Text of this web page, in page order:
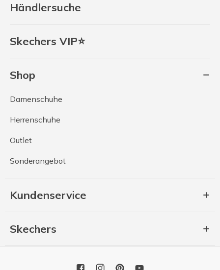
Händlersuche
Skechers VIP⭐
Shop
Damenschuhe
Herrenschuhe
Outlet
Sonderangebot
Kundenservice
Skechers